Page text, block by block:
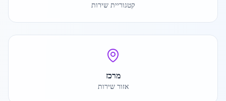
קטגוריית שירות
מרכז
אזור שירות